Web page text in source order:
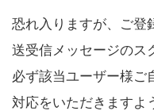
恐れ入りますが、ご登
送受信メッセージのス
必ず該当ユーザー様ご
対応をいただきますよ